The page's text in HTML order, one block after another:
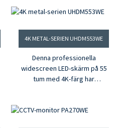
dess mångsidighet att den
FHD-upplösning kommer den
här skärmen att ge liv åt dina
videor.
4K METAL-SERIEN UHDM553WE
Denna professionella
widescreen LED-skärm på 55
tum med 4K-färg har
Denna skärm ger extremt hög